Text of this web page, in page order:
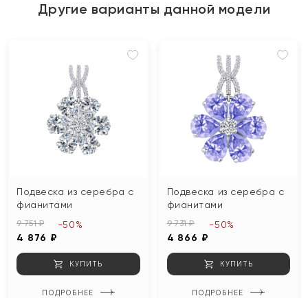
Другие варианты данной модели
Подвеска из серебра с
фианитами
9 751 ₽
4 876 ₽
-50%
КУПИТЬ
ПОДРОБНЕЕ
Подвеска из серебра с
фианитами
9 731 ₽
4 866 ₽
-50%
КУПИТЬ
ПОДРОБНЕЕ